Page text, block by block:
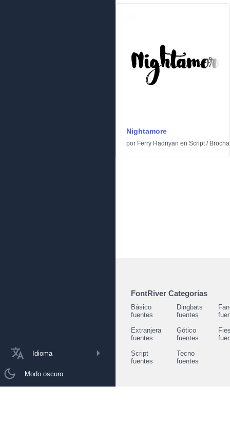
Idioma
Modo oscuro
Nightamore
por Ferry Hadriyan en Script/
FontRiver Categorias
Básico
fuentes
Dingbats
fuentes
Extranjera
fuentes
Gótico
fuentes
Script
fuentes
Tecno
fuentes